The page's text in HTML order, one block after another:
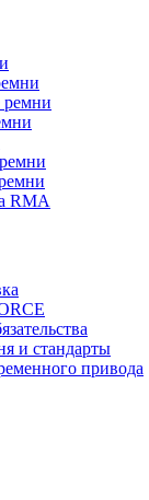
ремни
RMA
и стандарты
привода